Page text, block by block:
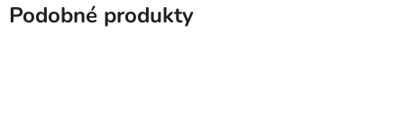
Podobné produkty